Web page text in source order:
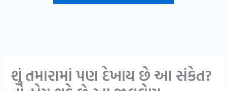
શું તમારામાં પણ દેખાય છે આ સંકેત?